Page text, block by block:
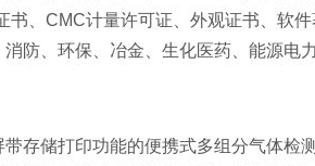
、CMC计量许可证、外观证书、软
防、环保、冶金、生化医药、能源电
存储打印功能的便携式多组分气体检